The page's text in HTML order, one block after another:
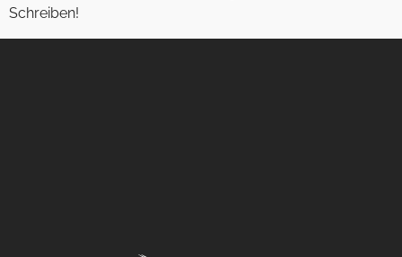
Schreiben!